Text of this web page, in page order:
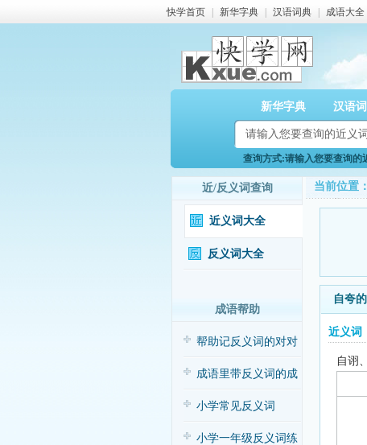
快学首页 新华字典 汉语词典 成语大全
新华字典 汉语
查询方式:请输入您要查询的
近/反义词查询
近义词大全
反义词大全
成语帮助
帮助记反义词的对对
子歌
成语里带反义词的成
语
小学常见反义词
小学一年级反义词练
当前位置
自夸
近义词
自诩